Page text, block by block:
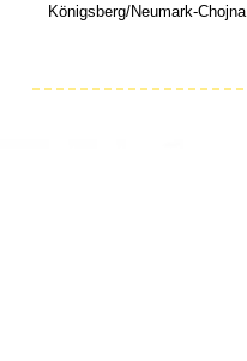
Königsberg/Neumark-Chojna